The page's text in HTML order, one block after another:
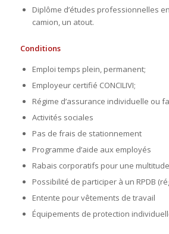
Diplôme d’études professionnelles
camion, un atout.
Conditions
Emploi temps plein, permanent;
Employeur certifié CONCILIVI;
Régime d’assurance individuelle ou
Activités sociales
Pas de frais de stationnement
Programme d’aide aux employés
Rabais corporatifs pour une
Possibilité de participer à un RPDB
Entente pour vêtements de travail
Équipements de protection